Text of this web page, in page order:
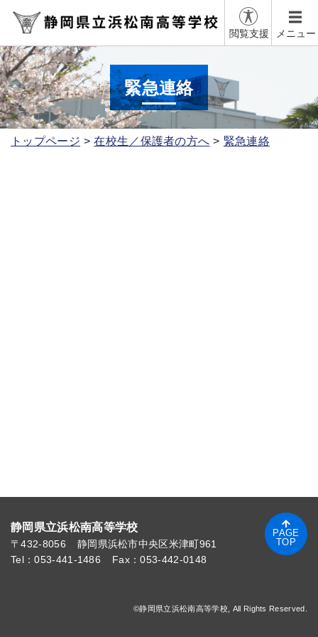
閲覧支援 メニュー
緊急連絡
トップページ 在校生／保護者の方へ 緊急連絡
静岡県立浜松南高等学校
〒432-8056
静岡県浜松市中央区米津町961
Tel：053-441-1486
Fax：053-442-0148
©静岡県立浜松南高等学校, All Rights Reserved.
PAGE
TOP